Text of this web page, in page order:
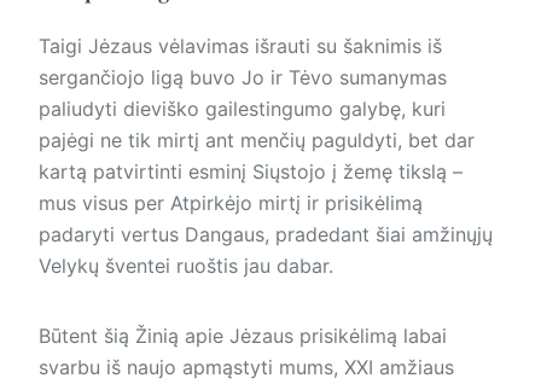
Taigi Jėzaus vėlavimas išrauti su šaknimis iš
sergančiojo ligą buvo Jo ir Tėvo sumanymas
paliudyti dieviško gailestingumo galybę, kuri
pajėgi ne tik mirtį ant menčių paguldyti, bet dar
kartą patvirtinti esminį Siųstojo į žemę tikslą –
mus visus per Atpirkėjo mirtį ir prisikėlimą
padaryti vertus Dangaus, pradedant šiai amžinųjų
Velykų šventei ruoštis jau dabar.
Būtent šią Žinią apie Jėzaus prisikėlimą labai
svarbu iš naujo apmąstyti mums, XXI amžiaus